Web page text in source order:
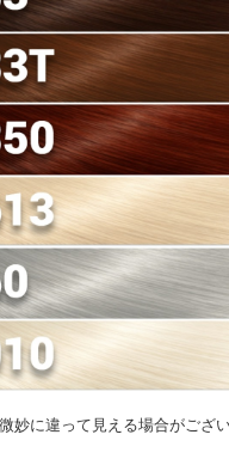
妙に違って見える場合がござ